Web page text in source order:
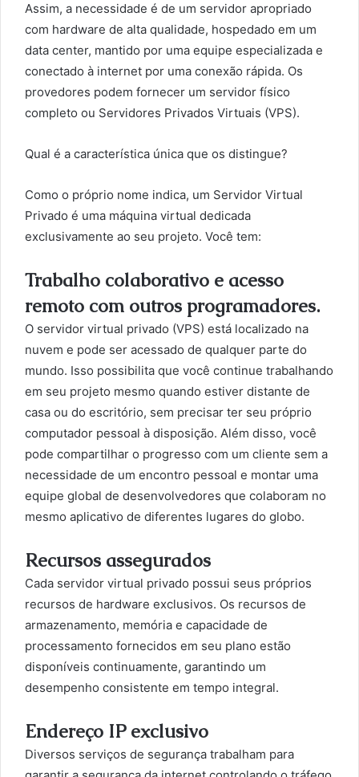
Assim, a necessidade é de um servidor apropriado
com hardware de alta qualidade, hospedado em um
data center, mantido por uma equipe especializada e
conectado à internet por uma conexão rápida. Os
provedores podem fornecer um servidor físico
completo ou Servidores Privados Virtuais (VPS).
Qual é a característica única que os distingue?
Como o próprio nome indica, um Servidor Virtual
Privado é uma máquina virtual dedicada
exclusivamente ao seu projeto. Você tem:
Trabalho colaborativo e acesso
remoto com outros programadores.
O servidor virtual privado (VPS) está localizado na
nuvem e pode ser acessado de qualquer parte do
mundo. Isso possibilita que você continue trabalhando
em seu projeto mesmo quando estiver distante de
casa ou do escritório, sem precisar ter seu próprio
computador pessoal à disposição. Além disso, você
pode compartilhar o progresso com um cliente sem a
necessidade de um encontro pessoal e montar uma
equipe global de desenvolvedores que colaboram no
mesmo aplicativo de diferentes lugares do globo.
Recursos assegurados
Cada servidor virtual privado possui seus próprios
recursos de hardware exclusivos. Os recursos de
armazenamento, memória e capacidade de
processamento fornecidos em seu plano estão
disponíveis continuamente, garantindo um
desempenho consistente em tempo integral.
Endereço IP exclusivo
Diversos serviços de segurança trabalham para